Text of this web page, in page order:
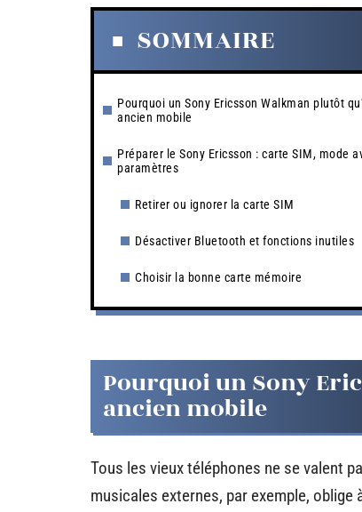
SOMMAIRE
Pourquoi un Sony Ericsson Walkman plutôt
ancien mobile
Préparer le Sony Ericsson : carte SIM, mode
paramètres
Retirer ou ignorer la carte SIM
Désactiver Bluetooth et fonctions inutiles
Choisir la bonne carte mémoire
Pourquoi un Sony
ancien mobile
Tous les vieux téléphones ne se valent
musicales externes, par exemple, oblige